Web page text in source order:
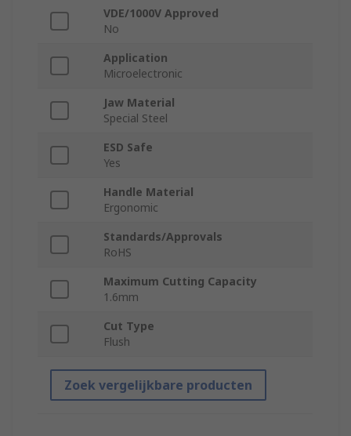
VDE/1000V Approved
No
Application
Microelectronic
Jaw Material
Special Steel
ESD Safe
Yes
Handle Material
Ergonomic
Standards/Approvals
RoHS
Maximum Cutting Capacity
1.6mm
Cut Type
Flush
Zoek vergelijkbare producten